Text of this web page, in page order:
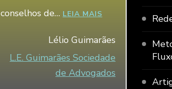
conselhos de… LEIA MAIS “LÉLIO
Lélio Guimarães
L.E. Guimarães Sociedade
de Advogados